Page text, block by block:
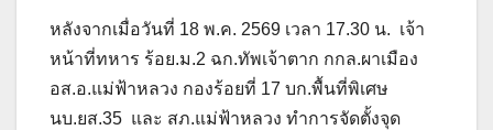
หลังจากเมื่อวันที่ 18 พ.ค. 2569 เวลา 17.30 น. เจ้า
หน้าที่ทหาร ร้อย.ม.2 ฉก.ทัพเจ้าตาก กกล.ผาเมือง
อส.อ.แม่ฟ้าหลวง กองร้อยที่ 17 บก.พื้นที่พิเศษ
นบ.ยส.35 และ สภ.แม่ฟ้าหลวง ทำการจัดตั้งจุด